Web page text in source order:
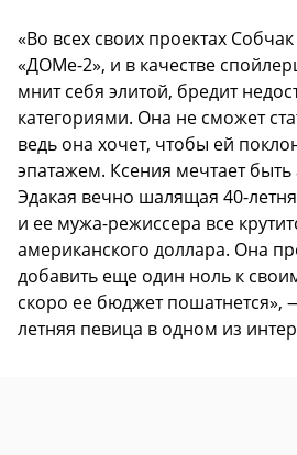
«Во всех своих проектах
«ДОМе-2», и в качестве
мнит себя элитой, бредит
категориями. Она не сможет
ведь она хочет, чтобы ей
эпатажем. Ксения мечтает быть
Эдакая вечно шалящая 40-
и ее мужа-режиссера все
американского доллара. Она
добавить еще один ноль к
скоро ее бюджет пошатнется»,
летняя певица в одном из